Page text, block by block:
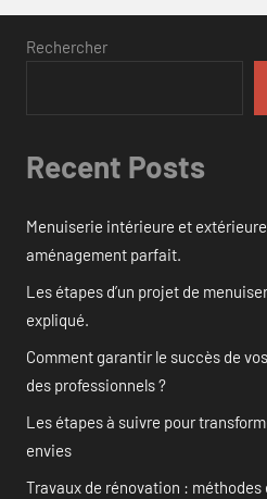
Rechercher
Recent Posts
Menuiserie intérieure et
aménagement parfait.
Les étapes d’un projet de
expliqué.
Comment garantir le succès de
des professionnels ?
Les étapes à suivre pour
envies
Travaux de rénovation :